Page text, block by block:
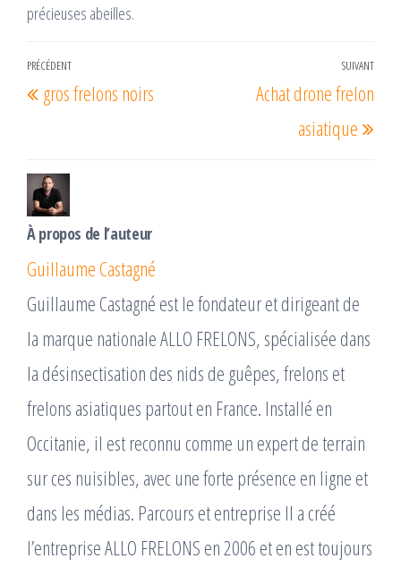
précieuses abeilles.
Navigation
de
Article
précédent
PRÉCÉDENT
gros frelons noirs
SUIVANT
Achat drone frelon
asiatique
À propos de l’auteur
Guillaume Castagné
Guillaume Castagné est le fondateur et dirigeant de
la marque nationale ALLO FRELONS, spécialisée dans
la désinsectisation des nids de guêpes, frelons et
frelons asiatiques partout en France. Installé en
Occitanie, il est reconnu comme un expert de terrain
sur ces nuisibles, avec une forte présence en ligne et
dans les médias. Parcours et entreprise Il a créé
l’entreprise ALLO FRELONS en 2006 et en est toujours